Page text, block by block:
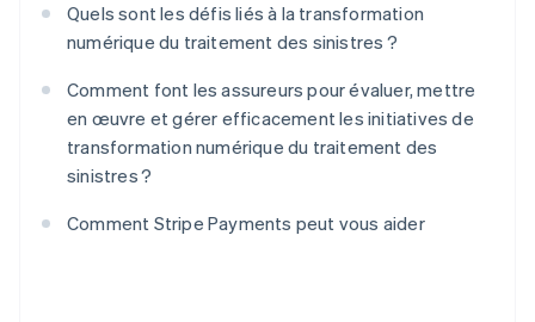
Quels sont les défis liés à la transformation
numérique du traitement des sinistres ?
Comment font les assureurs pour évaluer, mettre
en œuvre et gérer efficacement les initiatives de
transformation numérique du traitement des
sinistres ?
Comment Stripe Payments peut vous aider